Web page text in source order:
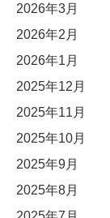
2026年3月
2026年2月
2026年1月
2025年12月
2025年11月
2025年10月
2025年9月
2025年8月